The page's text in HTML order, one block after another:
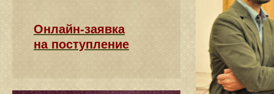
Онлайн-заявка
на поступление